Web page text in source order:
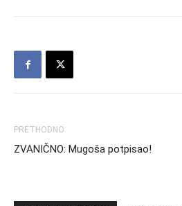
PRETHODNO
ZVANIČNO: Mugoša potpisao!